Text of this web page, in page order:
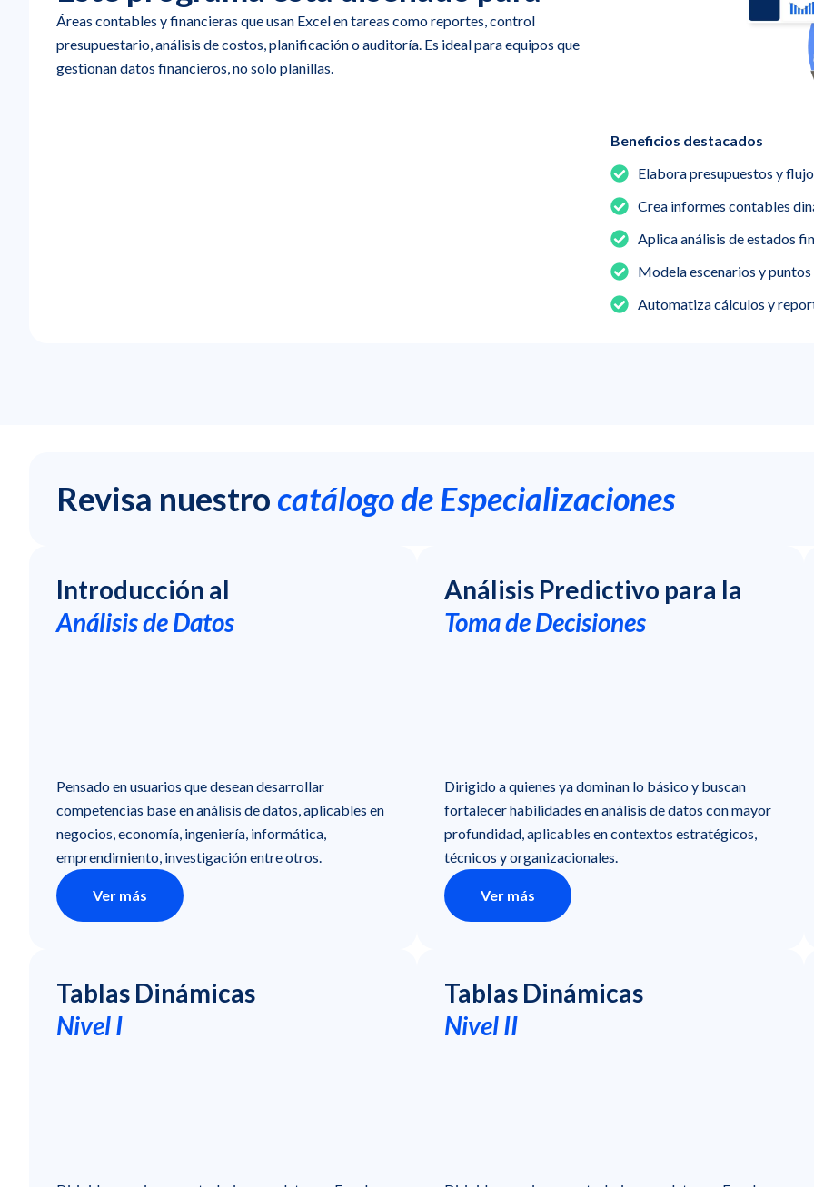
Áreas contables y financieras que usan Excel en tareas como reportes, control
presupuestario, análisis de costos, planificación o auditoría. Es ideal para equipos que
gestionan datos financieros, no solo planillas.
Beneficios destacados
Elabora presupuestos y
Crea informes contables
Aplica análisis de estados
Modela escenarios y
Automatiza cálculos y
Revisa nuestro catálogo de Especializaciones
Introducción al
Análisis de Datos
Pensado en usuarios que desean desarrollar
competencias base en análisis de datos, aplicables en
negocios, economía, ingeniería, informática,
emprendimiento, investigación entre otros.
Ver más
Análisis Predictivo para la
Toma de Decisiones
Dirigido a quienes ya dominan lo básico y buscan
fortalecer habilidades en análisis de datos con mayor
profundidad, aplicables en contextos estratégicos,
técnicos y organizacionales.
Ver más
Tablas Dinámicas
Nivel I
Tablas Dinámicas
Nivel II